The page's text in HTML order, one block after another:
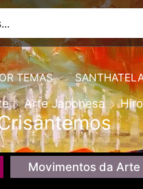
TEMAS
Arte Japonesa
Movimentos da Arte